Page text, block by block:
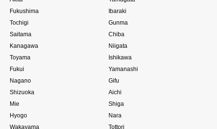
Fukushima
Ibaraki
Tochigi
Gunma
Saitama
Chiba
Kanagawa
Niigata
Toyama
Ishikawa
Fukui
Yamanashi
Nagano
Gifu
Shizuoka
Aichi
Mie
Shiga
Hyogo
Nara
Wakayama
Tottori